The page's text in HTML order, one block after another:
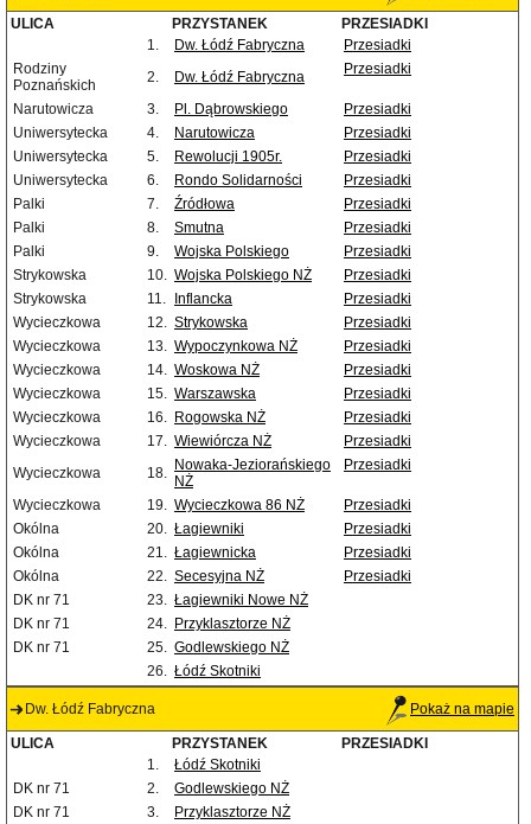
ULICA PRZYSTANEK
PRZESIADKI
1.
Dw. Łódź Fabryczna
Przesiadki
Rodziny
Poznańskich
2. Dw. Łódź Fabryczna Przesiadki
Narutowicza 3. Pl. Dąbrowskiego
Przesiadki
Uniwersytecka
4. Narutowicza
Przesiadki
Uniwersytecka
5. Rewolucji 1905r.
Przesiadki
Uniwersytecka
6. Rondo Solidarności
Przesiadki
Palki
7. Źródłowa
Przesiadki
Palki
8. Smutna
Przesiadki
Palki
9. Wojska Polskiego
Przesiadki
Strykowska
10. Wojska Polskiego NŻ
Przesiadki
Strykowska
11. Inflancka
Przesiadki
Wycieczkowa
12. Strykowska
Przesiadki
Wycieczkowa
13. Wypoczynkowa NŻ
Przesiadki
Wycieczkowa
14. Woskowa NŻ
Przesiadki
Wycieczkowa
15. Warszawska
Przesiadki
Wycieczkowa
16. Rogowska NŻ
Przesiadki
Wycieczkowa
17. Wiewiórcza NŻ
Przesiadki
Wycieczkowa
18. Nowaka-Jeziorańskiego
NŻ
Przesiadki
Wycieczkowa 19. Wycieczkowa 86 NŻ
Przesiadki
Okólna
20. Łagiewniki
Przesiadki
Okólna
21. Łagiewnicka
Przesiadki
Okólna
22. Secesyjna NŻ
Przesiadki
DK nr 71
23. Łagiewniki Nowe NŻ
DK nr 71
24. Przyklasztorze NŻ
DK nr 71
25. Godlewskiego NŻ
26. Łódź Skotniki
Dw. Łódź Fabryczna Pokaż na mapie
ULICA PRZYSTANEK
PRZESIADKI
1.
Łódź Skotniki
DK nr 71
2.
Godlewskiego NŻ
DK nr 71
3.
Przyklasztorze NŻ